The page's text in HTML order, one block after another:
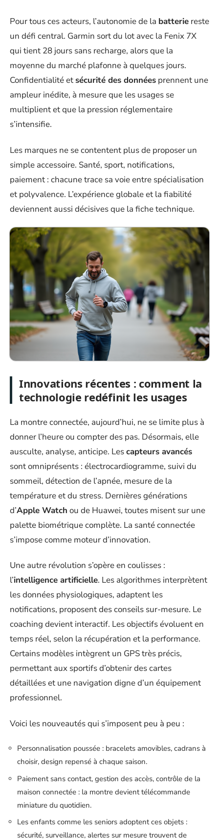
Pour tous ces acteurs, l’autonomie de la batterie reste
un défi central. Garmin sort du lot avec la Fenix 7X
qui tient 28 jours sans recharge, alors que la
moyenne du marché plafonne à quelques jours.
Confidentialité et sécurité des données prennent une
ampleur inédite, à mesure que les usages se
multiplient et que la pression réglementaire
s’intensifie.
Les marques ne se contentent plus de proposer un
simple accessoire. Santé, sport, notifications,
paiement : chacune trace sa voie entre spécialisation
et polyvalence. L’expérience globale et la fiabilité
deviennent aussi décisives que la fiche technique.
Innovations récentes : comment la
technologie redéfinit les usages
La montre connectée, aujourd’hui, ne se limite plus à
donner l’heure ou compter des pas. Désormais, elle
ausculte, analyse, anticipe. Lescapteurs avancés
sont omniprésents : électrocardiogramme, suivi du
sommeil, détection de l’apnée, mesure de la
température et du stress. Dernières générations
d’Apple Watch ou de Huawei, toutes misent sur une
palette biométrique complète. La santé connectée
s’impose comme moteur d’innovation.
Une autre révolution s’opère en coulisses :
l’intelligence artificielle. Les algorithmes interprètent
les données physiologiques, adaptent les
notifications, proposent des conseils sur-mesure. Le
coaching devient interactif. Les objectifs évoluent en
temps réel, selon la récupération et la performance.
Certains modèles intègrent un GPS très précis,
permettant aux sportifs d’obtenir des cartes
détaillées et une navigation digne d’un équipement
professionnel.
Voici les nouveautés qui s’imposent peu à peu :
Personnalisation poussée : bracelets amovibles, cadrans à
choisir, design repensé à chaque saison.
Paiement sans contact, gestion des accès, contrôle de la
maison connectée : la montre devient télécommande
miniature du quotidien.
Les enfants comme les seniors adoptent ces objets :
sécurité, surveillance, alertes sur mesure trouvent de